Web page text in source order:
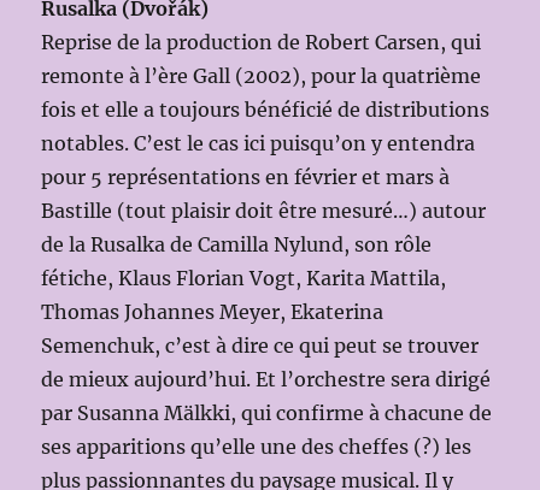
Rusalka (Dvořák)
Reprise de la production de Robert Carsen, qui
remonte à l’ère Gall (2002), pour la quatrième
fois et elle a toujours bénéficié de distributions
notables. C’est le cas ici puisqu’on y entendra
pour 5 représentations en février et mars à
Bastille (tout plaisir doit être mesuré…) autour
de la Rusalka de Camilla Nylund, son rôle
fétiche, Klaus Florian Vogt, Karita Mattila,
Thomas Johannes Meyer, Ekaterina
Semenchuk, c’est à dire ce qui peut se trouver
de mieux aujourd’hui. Et l’orchestre sera dirigé
par Susanna Mälkki, qui confirme à chacune de
ses apparitions qu’elle une des cheffes (?) les
plus passionnantes du paysage musical. Il y